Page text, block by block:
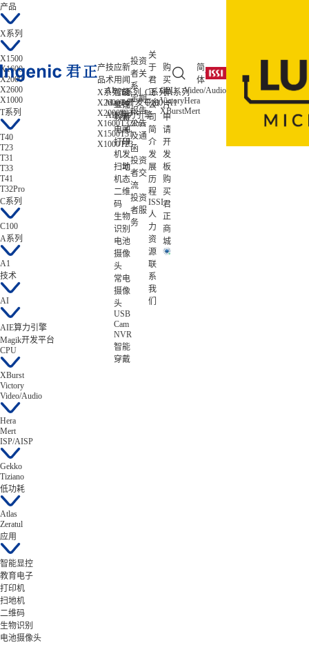
产
品
X系列
X2600
X2000
X1600
X1500
X1000
T系列
T41
T33
T32Pro
T31
T23
C系列
C100
A系列
A1
技
术
AI
Magik开发平台
AIE算力引擎
CPU
Victory
XBurst
Video/Audio
Hera
Mert
ISP/AISP
Tiziano
低功耗
Zeratul
Atlas
应
用
智能
显控
教育
电子
打印
机
扫地
机
二维
码
生物
识别
电池
摄像
头
常电
摄像
头
USB
Cam
NVR
智能
穿戴
新
闻
公
司
新
闻
研
发
动
态
投资
者关
系
定期
报告
公告
及通
函
投资
者交
流
投资
者服
务
关
于
君
正
公
司
简
介
发
展
历
程
ISSI
人
力
资
源
联
系
我
们
购
买
样
片
申
请
开
发
板
购
买
君
正
商
城
简
体
产品
X系列
X1500
X1600
X2000
X2600
X1000
T系列
T40
T23
T31
T33
T41
T32Pro
C系列
C100
A系列
A1
技术
AI
AIE算力引擎
Magik开发平台
CPU
XBurst
Victory
Video/Audio
Hera
Mert
ISP/AISP
Gekko
Tiziano
低功耗
Atlas
Zeratul
应用
智能显控
教育电子
打印机
扫地机
二维码
生物识别
电池摄像头